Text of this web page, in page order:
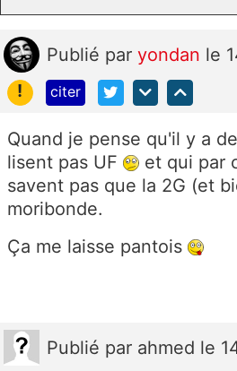
Publié par yondan le
!
citer
Quand je pense qu'il y a
lisent pas UF
et qui par
savent pas que la 2G (et
moribonde.
Ça me laisse pantois
Publié par ahmed le